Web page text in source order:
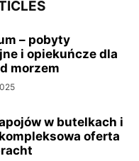
– pobyty
i opiekuńcze dla
morzem
w butelkach i
oferta